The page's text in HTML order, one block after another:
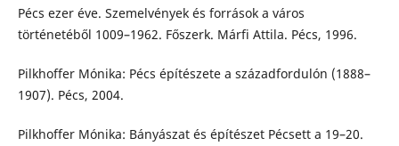
Pécs ezer éve. Szemelvények és források a város
történetéből 1009–1962. Főszerk. Márfi Attila. Pécs, 1996.
Pilkhoffer Mónika: Pécs építészete a századfordulón (1888–
1907). Pécs, 2004.
Pilkhoffer Mónika: Bányászat és építészet Pécsett a 19–20.